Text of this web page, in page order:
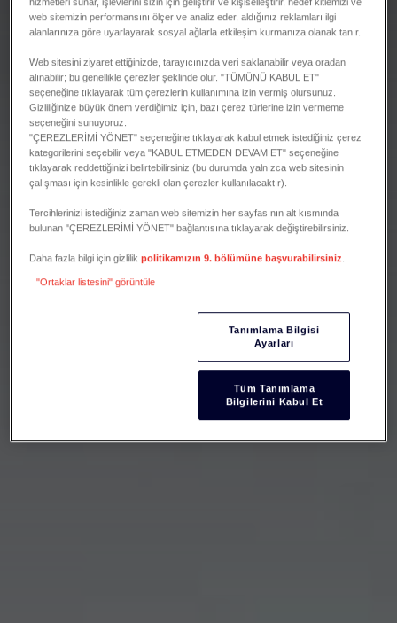
web sitemizin performansını ölçer ve analiz eder, aldığınız reklamları ilgi
alanlarınıza göre uyarlayarak sosyal ağlarla etkileşim kurmanıza olanak tanır.
Web sitesini ziyaret ettiğinizde, tarayıcınızda veri saklanabilir veya oradan
alınabilir; bu genellikle çerezler şeklinde olur. "TÜMÜNÜ KABUL ET"
seçeneğine tıklayarak tüm çerezlerin kullanımına izin vermiş olursunuz.
Gizliliğinize büyük önem verdiğimiz için, bazı çerez türlerine izin vermeme
seçeneğini sunuyoruz.
"ÇEREZLERİMİ YÖNET" seçeneğine tıklayarak kabul etmek istediğiniz çerez
kategorilerini seçebilir veya "KABUL ETMEDEN DEVAM ET" seçeneğine
tıklayarak reddettiğinizi belirtebilirsiniz (bu durumda yalnızca web sitesinin
çalışması için kesinlikle gerekli olan çerezler kullanılacaktır).
Tercihlerinizi istediğiniz zaman web sitemizin her sayfasının alt kısmında
bulunan "ÇEREZLERİMİ YÖNET" bağlantısına tıklayarak değiştirebilirsiniz.
Daha fazla bilgi için gizlilikpolitikamızın 9. bölümüne başvurabilirsiniz
"Ortaklar listesini" görüntüle
Tanımlama Bilgisi
Ayarları
Tüm Tanımlama
Bilgilerini Kabul Et